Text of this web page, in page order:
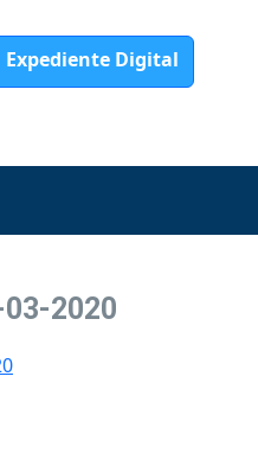
Expediente Digital
2020